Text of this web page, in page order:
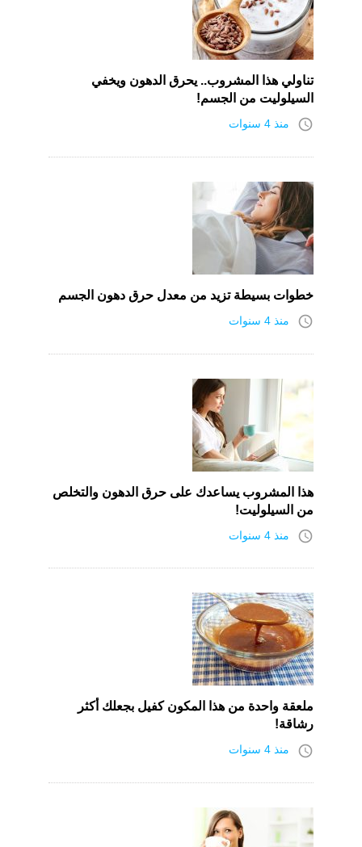
تناولي هذا المشروب.. يحرق الدهون ويخفي
السيلوليت من الجسم!
access_time منذ 4 سنوات
خطوات بسيطة تزيد من معدل حرق دهون الجسم
access_time منذ 4 سنوات
هذا المشروب يساعدك على حرق الدهون والتخلص
من السيلوليت!
access_time منذ 4 سنوات
ملعقة واحدة من هذا المكون كفيل بجعلك أكثر
رشاقة!
access_time منذ 4 سنوات